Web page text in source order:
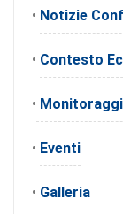
• Notizie
• Contesto
•
• Eventi
• Galleria